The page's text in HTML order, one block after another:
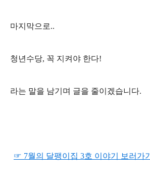
마지막으로..
청년수당, 꼭 지켜야 한다!
라는 말을 남기며 글을 줄이겠습니다.
☞ 7월의 달팽이집 3호 이야기 보러가기